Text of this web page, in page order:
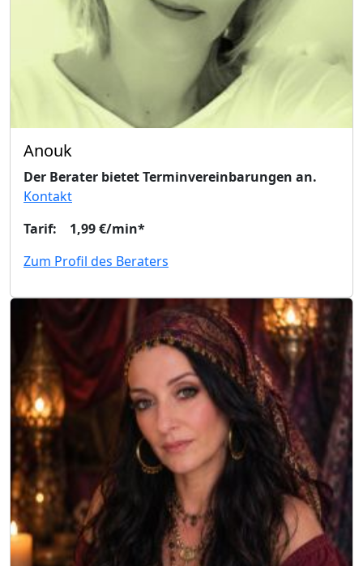
Anouk
Der Berater bietet Terminvereinbarungen an.
Kontakt
Tarif: 1,99 €/min*
Zum Profil des Beraters